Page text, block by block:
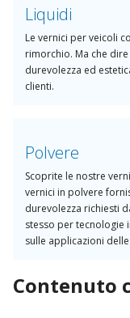
Liquidi
Le vernici per veicoli
rimorchio. Ma che
durevolezza ed
clienti.
Polvere
Scoprite le nostre
vernici in polvere
durevolezza richiesti
stesso per tecnologie
sulle applicazioni
Contenuto